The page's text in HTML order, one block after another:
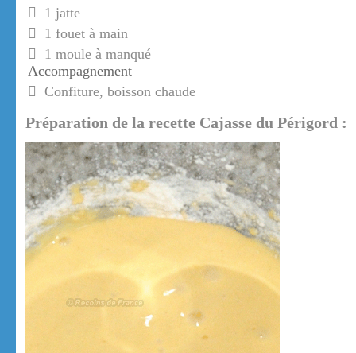
1 jatte
1 fouet à main
1 moule à manqué
Accompagnement
Confiture, boisson chaude
Préparation de la recette Cajasse du Périgord :